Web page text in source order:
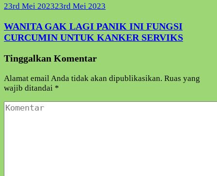
23rd Mei 202323rd Mei 2023
WANITA GAK LAGI PANIK INI FUNGSI
CURCUMIN UNTUK KANKER SERVIKS
Tinggalkan Komentar
Alamat email Anda tidak akan dipublikasikan. Ruas yang
wajib ditandai *
Komentar